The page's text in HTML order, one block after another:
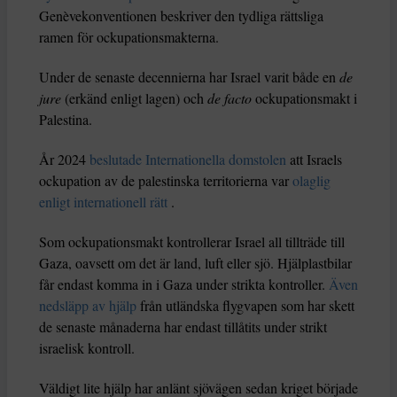
Genèvekonventionen beskriver den tydliga rättsliga
ramen för ockupationsmakterna.
Under de senaste decennierna har Israel varit både en de
jure (erkänd enligt lagen) och de factoockupationsmakt i
Palestina.
År 2024 beslutade Internationella domstolen att Israels
ockupation av de palestinska territorierna varolaglig
enligt internationell rätt .
Som ockupationsmakt kontrollerar Israel all tillträde till
Gaza, oavsett om det är land, luft eller sjö. Hjälplastbilar
får endast komma in i Gaza under strikta kontroller. Även
nedsläpp av hjälpfrån utländska flygvapen som har skett
de senaste månaderna har endast tillåtits under strikt
israelisk kontroll.
Väldigt lite hjälp har anlänt sjövägen sedan kriget började